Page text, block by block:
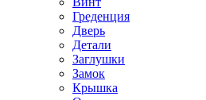
Греденция
Дверь
Детали
Заглушки
Замок
Крышка